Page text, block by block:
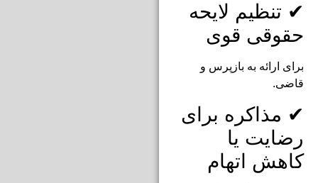
✔ تنظیم لایحه
حقوقی قوی
برای ارائه به بازپرس و
قاضی.
✔ مذاکره برای
رضایت یا
کاهش اتهام